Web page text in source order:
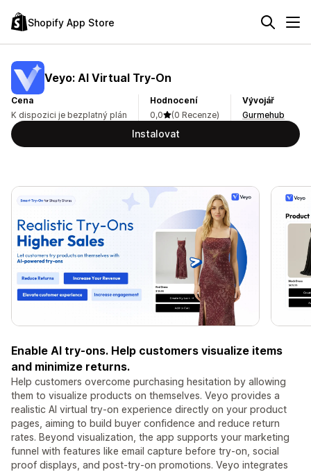
Shopify App Store
Veyo: AI Virtual Try‑On
Cena
K dispozici je bezplatný plán
Hodnocení
0,0
(0 Recenze)
Vývojář
Gurmehub
Instalovat
Enable AI try-ons. Help customers visualize items
and minimize returns.
Help customers overcome purchasing hesitation by allowing
them to visualize products on themselves. Veyo provides a
realistic AI virtual try-on experience directly on your product
pages, aiming to build buyer confidence and reduce return
rates. Beyond visualization, the app supports your marketing
funnel with features like email capture before try-on, social
proof displays, and post-try-on promotions. Veyo integrates